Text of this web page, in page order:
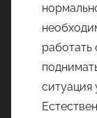
работать
ситуация